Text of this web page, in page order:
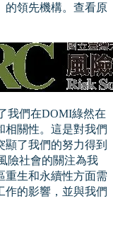
的領先機構。查看原
我們在DOMI綠然在
相關性。這是對我們
了我們的努力得到
險社會的關注為我
重生和永續性方面需
作的影響，並與我們